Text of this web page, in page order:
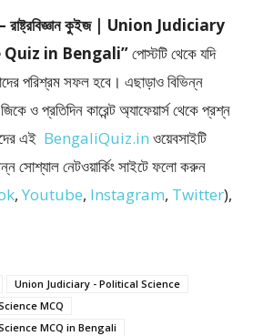
– রাষ্ট্রবিজ্ঞান কুইজ | Union Judiciary
in Bengali”পোস্টটি থেকে যদি
পরিশ্রম সফল হবে। এছাড়াও বিভিন্ন
ও প্রতিদিন কারেন্ট অ্যাফেয়ার্স থেকে প্রশ্ন
এই BengaliQuiz.in ওয়েবসাইটি
সোশ্যাল নেটওয়ার্কিং সাইটে ফলো করুন
, Youtube, Instagram, Twitter),
Union Judiciary - Political Science
MCQ
MCQ in Bengali